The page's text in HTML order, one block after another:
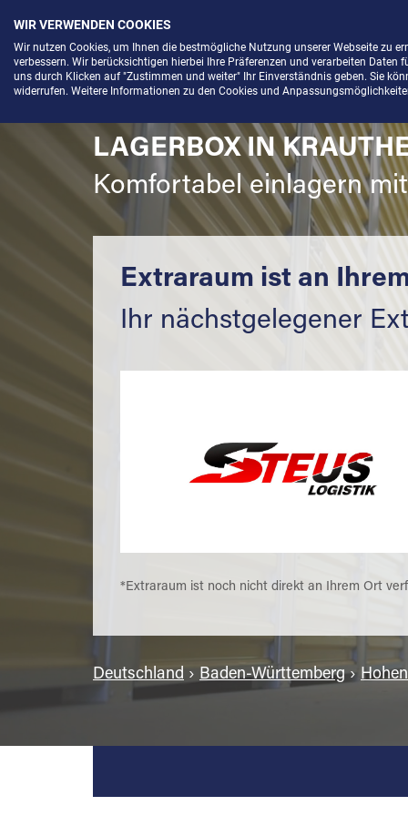
Menü
LAGERBOX IN
Komfortabel einlagern
Extraraum ist an
Ihr nächstgelegener
*Extraraum ist noch nicht direkt an Ihrem Ort
Deutschland › Baden-Württemberg›
WIR VERWENDEN COOKIES
Wir nutzen Cookies, um Ihnen die bestmögliche Nutzung unserer Webseite zu
verbessern. Wir berücksichtigen hierbei Ihre Präferenzen und verarbeiten
uns durch Klicken auf "Zustimmen und weiter" Ihr Einverständnis geben. Sie
widerrufen. Weitere Informationen zu den Cookies und